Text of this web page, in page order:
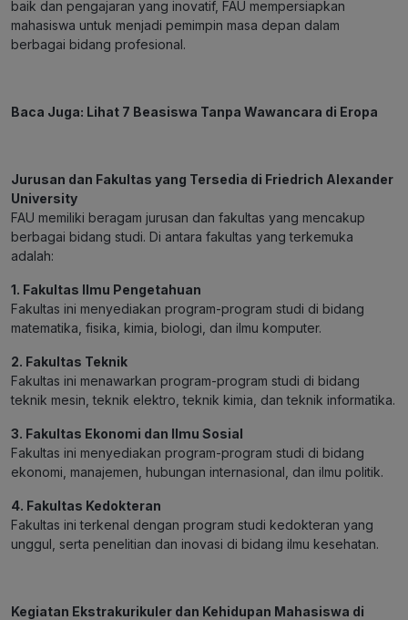
baik dan pengajaran yang inovatif, FAU mempersiapkan
mahasiswa untuk menjadi pemimpin masa depan dalam
berbagai bidang profesional.
Baca Juga: Lihat 7 Beasiswa Tanpa Wawancara di Eropa
Jurusan dan Fakultas yang Tersedia di Friedrich Alexander
University
FAU memiliki beragam jurusan dan fakultas yang mencakup
berbagai bidang studi. Di antara fakultas yang terkemuka
adalah:
1. Fakultas Ilmu Pengetahuan
Fakultas ini menyediakan program-program studi di bidang
matematika, fisika, kimia, biologi, dan ilmu komputer.
2. Fakultas Teknik
Fakultas ini menawarkan program-program studi di bidang
teknik mesin, teknik elektro, teknik kimia, dan teknik informatika.
3. Fakultas Ekonomi dan Ilmu Sosial
Fakultas ini menyediakan program-program studi di bidang
ekonomi, manajemen, hubungan internasional, dan ilmu politik.
4. Fakultas Kedokteran
Fakultas ini terkenal dengan program studi kedokteran yang
unggul, serta penelitian dan inovasi di bidang ilmu kesehatan.
Kegiatan Ekstrakurikuler dan Kehidupan Mahasiswa di